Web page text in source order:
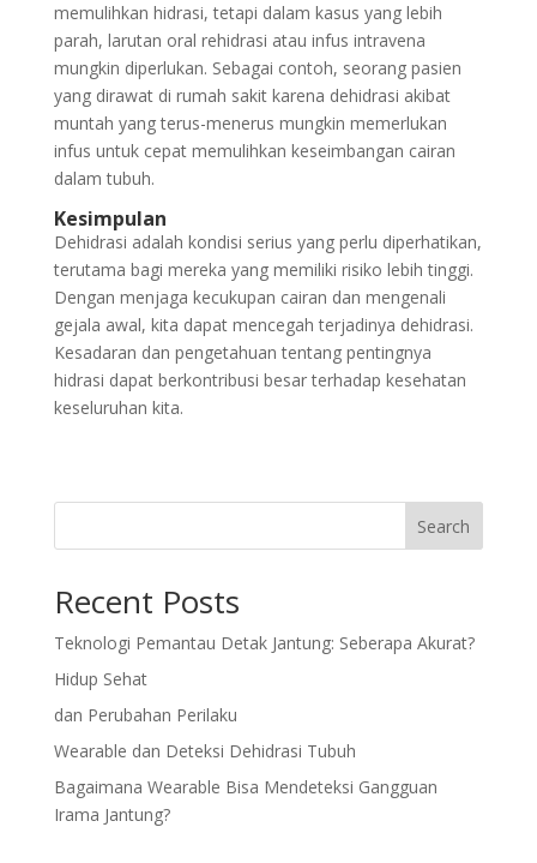
memulihkan hidrasi, tetapi dalam kasus yang lebih
parah, larutan oral rehidrasi atau infus intravena
mungkin diperlukan. Sebagai contoh, seorang pasien
yang dirawat di rumah sakit karena dehidrasi akibat
muntah yang terus-menerus mungkin memerlukan
infus untuk cepat memulihkan keseimbangan cairan
dalam tubuh.
Kesimpulan
Dehidrasi adalah kondisi serius yang perlu diperhatikan,
terutama bagi mereka yang memiliki risiko lebih tinggi.
Dengan menjaga kecukupan cairan dan mengenali
gejala awal, kita dapat mencegah terjadinya dehidrasi.
Kesadaran dan pengetahuan tentang pentingnya
hidrasi dapat berkontribusi besar terhadap kesehatan
keseluruhan kita.
Search
Recent Posts
Teknologi Pemantau Detak Jantung: Seberapa Akurat?
Hidup Sehat
dan Perubahan Perilaku
Wearable dan Deteksi Dehidrasi Tubuh
Bagaimana Wearable Bisa Mendeteksi Gangguan
Irama Jantung?